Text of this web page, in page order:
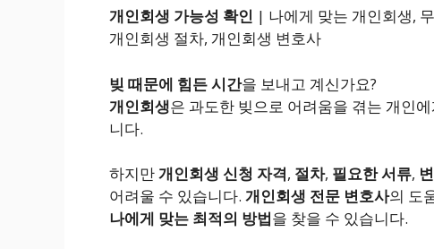
개인회생 가능성 확인 | 나에게 맞는 개인회생,
개인회생 절차, 개인회생 변호사
빚 때문에 힘든 시간을 보내고 계신가요?
개인회생은 과도한 빚으로 어려움을 겪는 개인에
니다.
하지만개인회생 신청 자격, 절차, 필요한 서류,
어려울 수 있습니다. 개인회생 전문 변호사의 도
나에게 맞는 최적의 방법을 찾을 수 있습니다.